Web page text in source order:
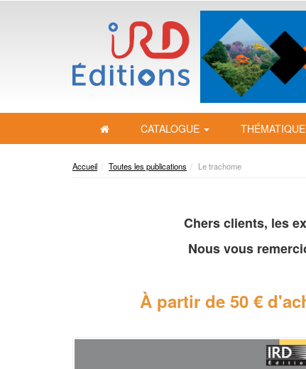
CATALOGUE
Accueil Toutes les publications Le trachome
Chers clients, les
Nous vous
À partir de 50 €